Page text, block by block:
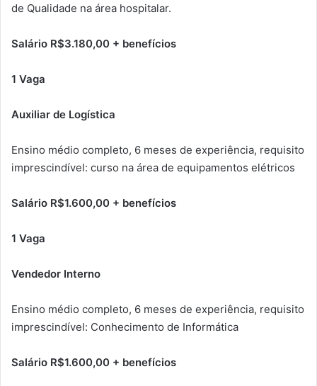
de Qualidade na área hospitalar.
Salário R$3.180,00 + benefícios
1 Vaga
Auxiliar de Logística
Ensino médio completo, 6 meses de experiência, requisito
imprescindível: curso na área de equipamentos elétricos
Salário R$1.600,00 + benefícios
1 Vaga
Vendedor Interno
Ensino médio completo, 6 meses de experiência, requisito
imprescindível: Conhecimento de Informática
Salário R$1.600,00 + benefícios